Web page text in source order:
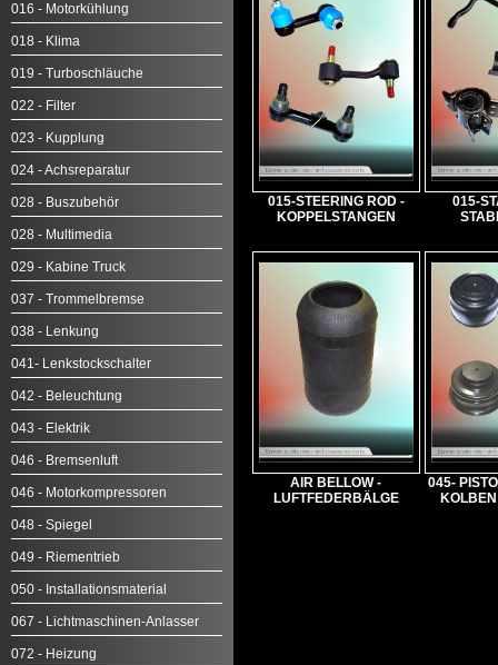
016 - Motorkühlung
018 - Klima
019 - Turboschläuche
022 - Filter
023 - Kupplung
024 - Achsreparatur
028 - Buszubehör
028 - Multimedia
029 - Kabine Truck
037 - Trommelbremse
038 - Lenkung
041- Lenkstockschalter
042 - Beleuchtung
043 - Elektrik
046 - Bremsenluft
046 - Motorkompressoren
048 - Spiegel
049 - Riementrieb
050 - Installationsmaterial
067 - Lichtmaschinen-Anlasser
072 - Heizung
015-STEERING ROD -
KOPPELSTANGEN
015-
AIR BELLOW -
LUFTFEDERBÄLGE
045-